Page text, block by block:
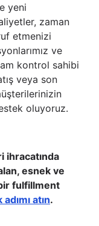
yeni
zaman
etmenizi
ve
kontrol sahibi
veya son
oluyoruz.
ihracatında
esnek ve
bir fulfillment
atın.